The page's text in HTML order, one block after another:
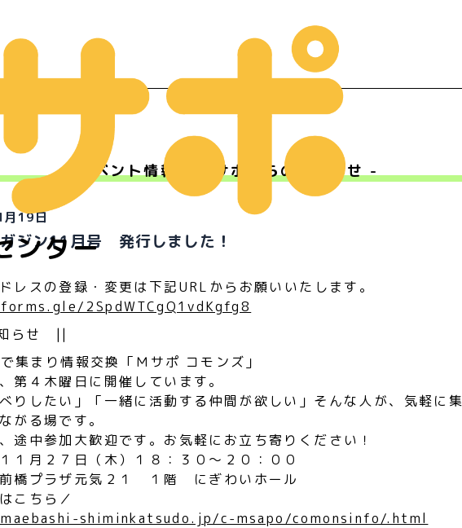
ンター
イベント情報 - Ｍサポからのお知らせ -
19日
ジン11月号 発行しました！
レスの登録・変更は下記URLからお願いいたします。
2SpdWTCgQ1vdKgfg8
らせ ||
集まり情報交換「Ｍサポ コモンズ」
第４木曜日に開催しています。
べりしたい」「一緒に活動する仲間が欲しい」そんな人が、気軽に
がる場です。
途中参加大歓迎です。お気軽にお立ち寄りください！
１月２７日（木）１８：３０〜２０：００
橋プラザ元気２１ １階 にぎわいホール
こちら／
shiminkatsudo.jp/c-msapo/comonsinfo/.html